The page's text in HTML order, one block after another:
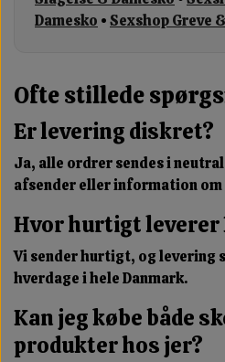
Damesko •Sexshop Greve
Ofte stillede
Er levering diskret?
Ja, alle ordrer sendes i
afsender eller information
Hvor hurtigt leverer
Vi sender hurtigt, og levering
hverdage i hele Danmark.
Kan jeg købe både
produkter hos jer?